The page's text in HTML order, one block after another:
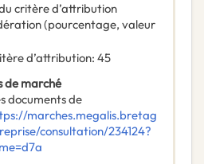
critère d’attribution
(pourcentage, valeur
d’attribution: 45
de marché
documents de
marches.megalis.bretag
consultation/234124?